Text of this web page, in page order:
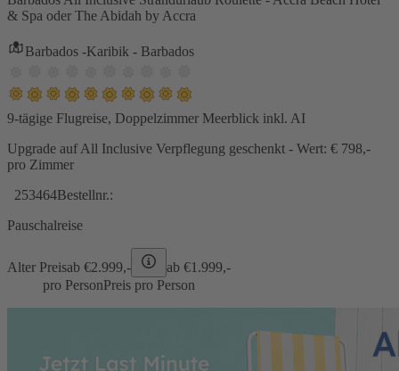
& Spa oder The Abidah by Accra
Barbados -Karibik - Barbados
9-tägige Flugreise, Doppelzimmer Meerblick inkl. AI
Upgrade auf All Inclusive Verpflegung geschenkt - Wert: € 798,-
pro Zimmer
253464Bestellnr.:
Pauschalreise
Alter Preisab €2.999,- ab €1.999,-
pro PersonPreis pro Person